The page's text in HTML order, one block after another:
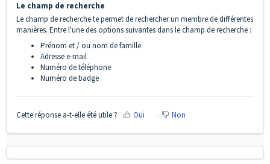
Le champ de recherche
Le champ de recherche te permet de rechercher un membre de différentes
manières. Entre l'une des options suivantes dans le champ de recherche :
Prénom et / ou nom de famille
Adresse e-mail
Numéro de téléphone
Numéro de badge
Cette réponse a-t-elle été utile ? Oui Non